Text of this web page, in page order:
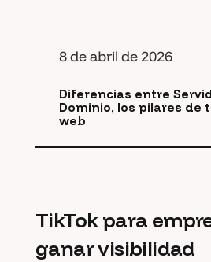
8 de abril de 2026
Diferencias entre
Dominio, los pilares de
web
TikTok para
ganar visibilidad